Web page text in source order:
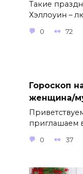
Такие
Хэллоуин –
0 72
Гороскоп
женщина/
приглашаем
0 37